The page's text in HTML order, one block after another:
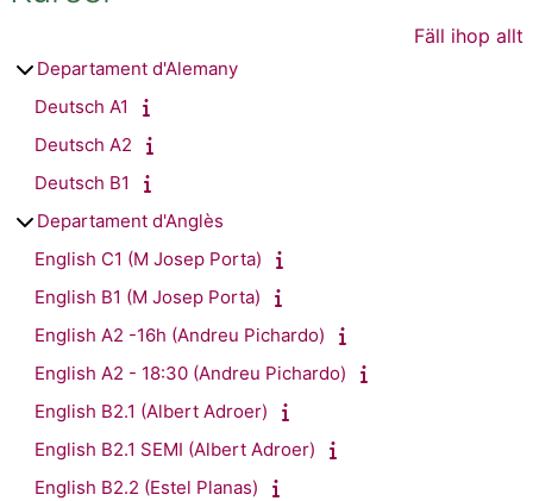
Fäll ihop allt
Departament d'Alemany
Deutsch A1
Deutsch A2
Deutsch B1
Departament d'Anglès
English C1 (M Josep Porta)
English B1 (M Josep Porta)
English A2 -16h (Andreu Pichardo)
English A2 - 18:30 (Andreu Pichardo)
English B2.1 (Albert Adroer)
English B2.1 SEMI (Albert Adroer)
English B2.2 (Estel Planas)